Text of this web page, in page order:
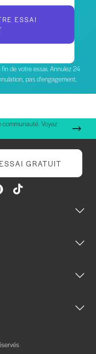
ESSAI
de votre essai. Annulez 24
pas d'engagement.
communauté. Voyez
GRATUIT